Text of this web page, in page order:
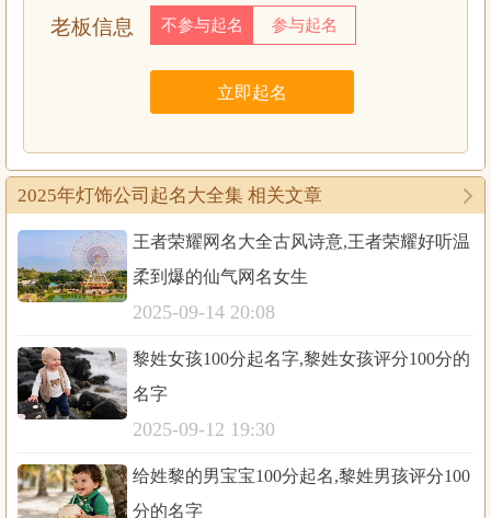
老板信息 不参与起名 参与起名
2025年灯饰公司起名大全集 相关文章
王者荣耀网名大全古风诗意,王者荣耀好听温
柔到爆的仙气网名女生
2025-09-14 20:08
黎姓女孩100分起名字,黎姓女孩评分100分的
名字
2025-09-12 19:30
给姓黎的男宝宝100分起名,黎姓男孩评分100
分的名字